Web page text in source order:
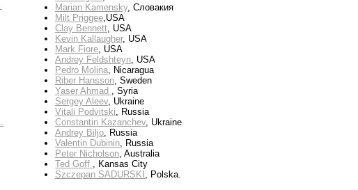
Marian Kamensky, Словакия
Milt Priggee,USA
Clay Bennett, USA
Kevin Kallaugher, USA
Mark Fiore, USA
Andrey Feldshteyn, USA
Pedro Molina, Nicaragua
Riber Hansson, Sweden
Yaser Ahmad , Syria
Sergey Aleev, Ukraine
Vitali Podvitski, Russia
Constantin Kazanchev, Ukraine
Andrey Biljo, Russia
Valentin Dubinin, Russia
Peter Nicholson, Australia
Ted Goff , Kansas City
Szczepan SADURSKI , Polska.